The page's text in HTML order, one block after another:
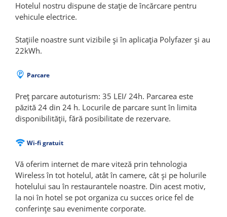
Hotelul nostru dispune de stație de încărcare pentru
vehicule electrice.
Stațiile noastre sunt vizibile și în aplicația Polyfazer și au
22kWh.
Parcare
Preț parcare autoturism: 35 LEI/ 24h. Parcarea este
păzită 24 din 24 h. Locurile de parcare sunt în limita
disponibilității, fără posibilitate de rezervare.
Wi-fi gratuit
Vă oferim internet de mare viteză prin tehnologia
Wireless în tot hotelul, atât în camere, cât și pe holurile
hotelului sau în restaurantele noastre. Din acest motiv,
la noi în hotel se pot organiza cu succes orice fel de
conferințe sau evenimente corporate.